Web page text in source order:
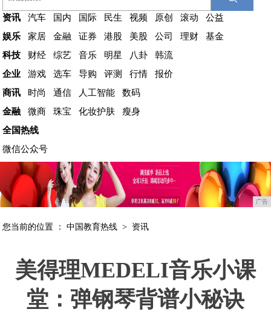
资讯 汽车 国内 国际 民生 视频 原创 滚动
公益
娱乐
家居 金融 证券 港股 美股 公司 理财
基金
科技
财经 综艺 音乐 明星 八卦
韩流
企业
游戏 选车 导购 评测 行情
报价
商讯
时尚 通信 人工智能
数码
金融
微商 珠宝 化妆护肤
瘦身
全国热线
微信公众号
广告
您当前的位置 ：中国教育热线 > 资讯
美得理MEDELI音乐小课
堂：弹钢琴背谱小秘诀